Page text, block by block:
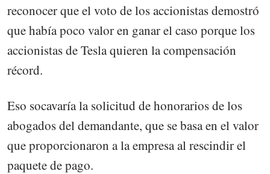
reconocer que el voto de los accionistas demostró
que había poco valor en ganar el caso porque los
accionistas de Tesla quieren la compensación
récord.
Eso socavaría la solicitud de honorarios de los
abogados del demandante, que se basa en el valor
que proporcionaron a la empresa al rescindir el
paquete de pago.